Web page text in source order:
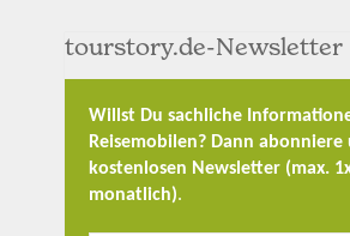
tourstory.de-Newsletter
Willst Du sachliche
Reisemobilen? Dann abonniere
kostenlosen Newsletter (max.
monatlich).